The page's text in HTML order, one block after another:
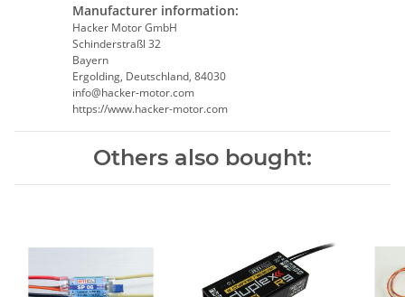
Manufacturer information:
Hacker Motor GmbH
Schinderstraßl 32
Bayern
Ergolding, Deutschland, 84030
info@hacker-motor.com
https://www.hacker-motor.com
Others also bought: